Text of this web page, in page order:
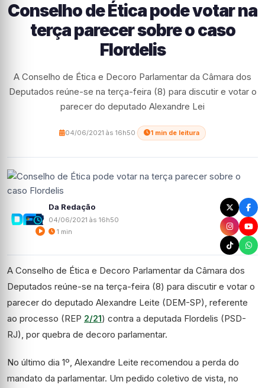
Conselho de Ética pode votar na
terça parecer sobre o caso
Flordelis
A Conselho de Ética e Decoro Parlamentar da Câmara dos
Deputados reúne-se na terça-feira (8) para discutir e votar o
parecer do deputado Alexandre Lei
04/06/2021 às 16h50 1 min de leitura
Da Redação
04/06/2021 às 16h50
1 min
A Conselho de Ética e Decoro Parlamentar da Câmara dos
Deputados reúne-se na terça-feira (8) para discutir e votar o
parecer do deputado Alexandre Leite (DEM-SP), referente
ao processo (REP 2/21) contra a deputada Flordelis (PSD-
RJ), por quebra de decoro parlamentar.
No último dia 1º, Alexandre Leite recomendou a perda do
mandato da parlamentar. Um pedido coletivo de vista, no